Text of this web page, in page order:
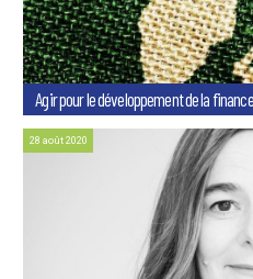
Agir pour le développement de la
28 août 2020